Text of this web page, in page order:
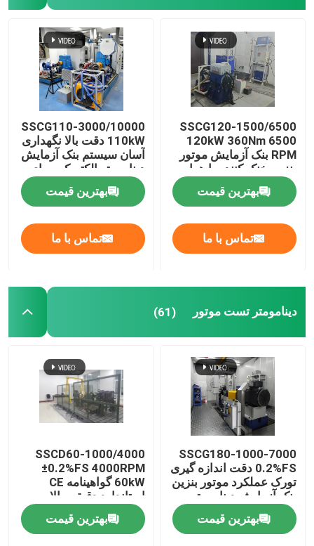
SSCG120-1500/6500
120kW 360Nm 6500
RPM بنک آزمایش موتور
بنزین خنک کننده با هوا
بهترین قیمت
تماس با ما
SSCG110-3000/10000
110kW دقت بالا نگهداری
آسان سیستم بنک آزمایش
دینامومتر الکتریکی برای
آزمایش عملکرد موتور
بهترین قیمت
تماس با ما
دینامومتر تست موتور (61)
SSCG180-1000-7000
0.2%FS دقت اندازه گیری
تورک عملکرد موتور بنزین
بنک آزمایش دینامومتر
الکتریکی
بهترین قیمت
SSCD60-1000/4000
±0.2%FS 4000RPM
60kW گواهینامه CE
استاندارد دقيقی بالا
سیستم بنک آزمون
دینامومتر الکتریکی برای
موتور دیزل
بهترین قیمت